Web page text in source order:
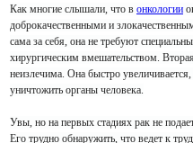
Как многие слышали, что в онкологии
доброкачественными и
сама за себя, она не требуют
хирургическим вмешательством.
неизлечима. Она быстро
уничтожить органы человека.
Увы, но на первых стадиях рак не
Его трудно обнаружить, что ведет к